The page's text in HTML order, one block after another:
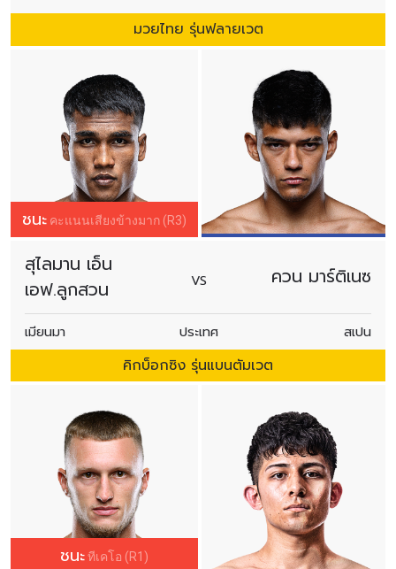
มวยไทย รุ่นฟลายเวต
ชนะ คะแนนเสียงข้างมาก (R3)
สุไลมาน เอ็น
เอฟ.ลูกสวน
VS ควน มาร์ติเนซ
เมียนมา ประเทศ สเปน
คิกบ็อกซิง รุ่นแบนตัมเวต
ชนะทีเคโอ (R1)